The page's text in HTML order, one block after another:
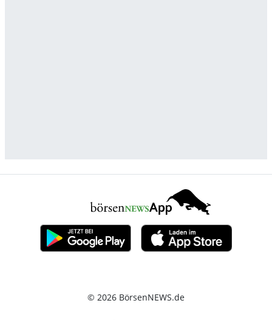
© 2026 BörsenNEWS.de